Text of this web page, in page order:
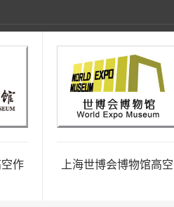
上海世博会博物馆高空